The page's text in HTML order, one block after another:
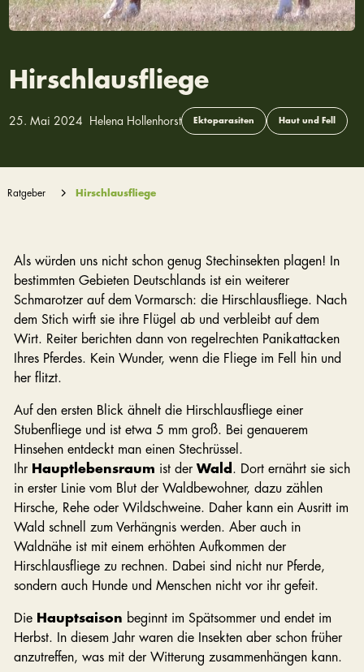
Hirschlausfliege
25. Mai 2024 Helena Hollenhorst Ektoparasiten Haut und Fell
Ratgeber Hirschlausfliege
Als würden uns nicht schon genug Stechinsekten plagen! In
bestimmten Gebieten Deutschlands ist ein weiterer
Schmarotzer auf dem Vormarsch: die Hirschlausfliege. Nach
dem Stich wirft sie ihre Flügel ab und verbleibt auf dem
Wirt. Reiter berichten dann von regelrechten Panikattacken
Ihres Pferdes. Kein Wunder, wenn die Fliege im Fell hin und
her flitzt.
Auf den ersten Blick ähnelt die Hirschlausfliege einer
Stubenfliege und ist etwa 5 mm groß. Bei genauerem
Hinsehen entdeckt man einen Stechrüssel.
Ihr Hauptlebensraum ist derWald . Dort ernährt sie sich
in erster Linie vom Blut der Waldbewohner, dazu zählen
Hirsche, Rehe oder Wildschweine. Daher kann ein Ausritt im
Wald schnell zum Verhängnis werden. Aber auch in
Waldnähe ist mit einem erhöhten Aufkommen der
Hirschlausfliege zu rechnen. Dabei sind nicht nur Pferde,
sondern auch Hunde und Menschen nicht vor ihr gefeit.
Die Hauptsaison beginnt im Spätsommer und endet im
Herbst. In diesem Jahr waren die Insekten aber schon früher
anzutreffen, was mit der Witterung zusammenhängen kann.